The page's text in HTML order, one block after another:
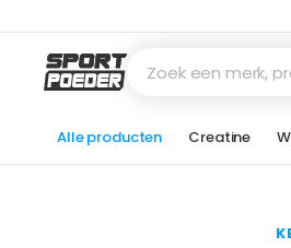
Zoek een merk,
Alle producten Creatine